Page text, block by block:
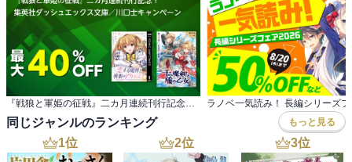
『戦狼と軍姫の征戦』二カ月連続刊行記念！ 集英社ダッシュエックス文庫／川口士キャンペーン ラノベ一気読み！ 長編シリーズ
同じジャンルのランキング もっと見る
1位 2位 3位